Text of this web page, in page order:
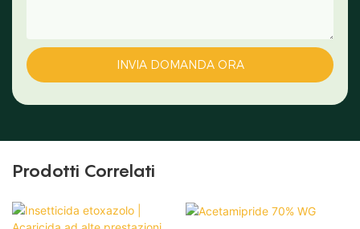
INVIA DOMANDA ORA
Prodotti Correlati